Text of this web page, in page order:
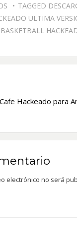
TAGGED
ULTIMA
Hackeado para
electrónico no será